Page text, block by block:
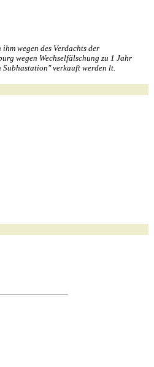
wegen des Verdachts der
wegen Wechselfälschung zu 1 Jahr
verkauft werden lt.